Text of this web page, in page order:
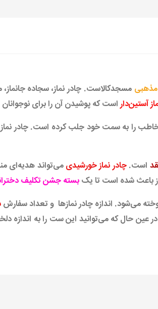
مسجدکالاست. چادر نماز، سجاده
آستین‌داراست که پوشیدن آن را برای
را به سمت خود جلب کرده است. چادر
است.چادر نماز خورشیدیمی‌تواند هدیه‌ای
باعث شده است تا یکبسته جشن تکلیف
می‌شود. اندازه چادر نمازها و تعداد سفارش
مدل خورشیدی 150 سانتی متر است در عین حال که می‌توانید